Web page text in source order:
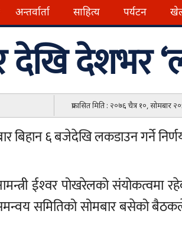
अन्तर्वार्ता साहित्य पर्यटन
देशभर
प्रकासित मिति : २०७६ चैत्र १०, सोमबार
बिहान ६ बजेदेखि लकडाउन गर्ने
ईश्‍वर पोखरेलको
समितिको सोमबार बसेको